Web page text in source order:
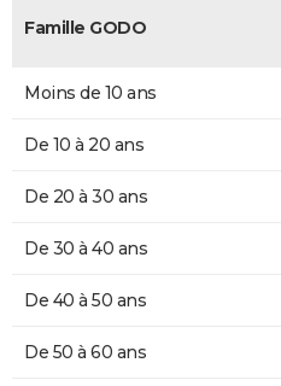
Famille GODO
Moins de 10 ans
De 10 à 20 ans
De 20 à 30 ans
De 30 à 40 ans
De 40 à 50 ans
De 50 à 60 ans